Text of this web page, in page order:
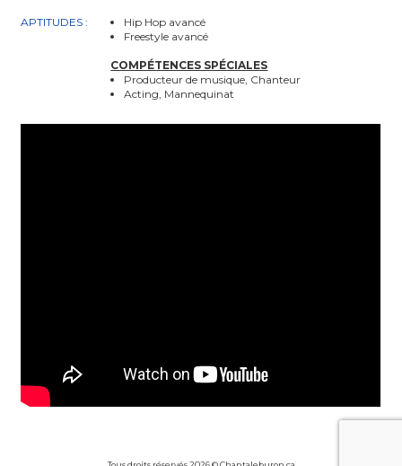
APTITUDES :
Hip Hop avancé
Freestyle avancé
COMPÉTENCES SPÉCIALES
Producteur de musique, Chanteur
Acting, Mannequinat